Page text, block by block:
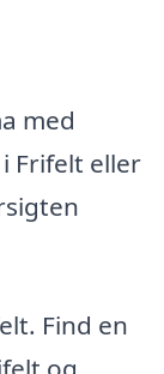
med
Frifelt eller
Find en